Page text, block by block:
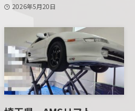
2026年5月20日